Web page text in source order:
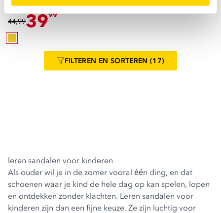
goud
44,993999
FILTEREN EN SORTEREN (17)
leren sandalen voor kinderen
Als ouder wil je in de zomer vooral één ding, en dat
schoenen waar je kind de hele dag op kan spelen, lopen
en ontdekken zonder klachten. Leren sandalen voor
kinderen zijn dan een fijne keuze. Ze zijn luchtig voor